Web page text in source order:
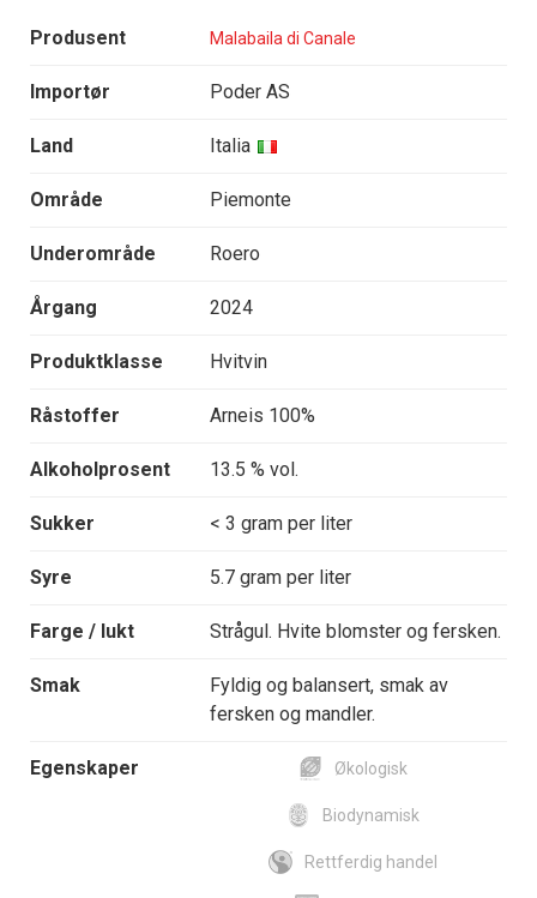
Produsent Malabaila di Canale
Importør Poder AS
Land Italia
Område Piemonte
Underområde Roero
Årgang 2024
Produktklasse Hvitvin
Råstoffer Arneis 100%
Alkoholprosent 13.5 % vol.
Sukker < 3 gram per liter
Syre 5.7 gram per liter
Farge / lukt Strågul. Hvite blomster og fersken.
Smak
Fyldig og balansert, smak av
fersken og mandler.
Egenskaper Økologisk
Biodynamisk
Rettferdig handel